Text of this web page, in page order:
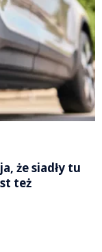
że siadły tu
też